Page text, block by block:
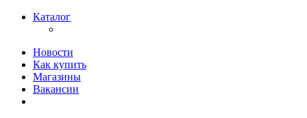
Каталог
Новости
Как купить
Магазины
Вакансии